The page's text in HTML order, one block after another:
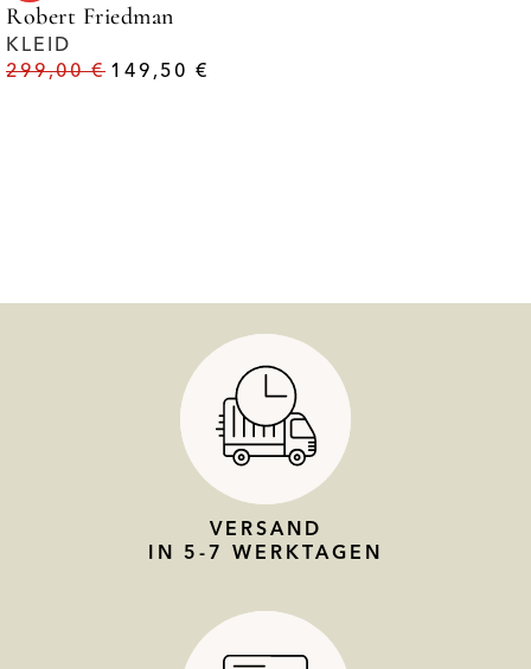
Robert Friedman
KLEID
299,00€ 149,50€
VERSAND
IN 5-7 WERKTAGEN